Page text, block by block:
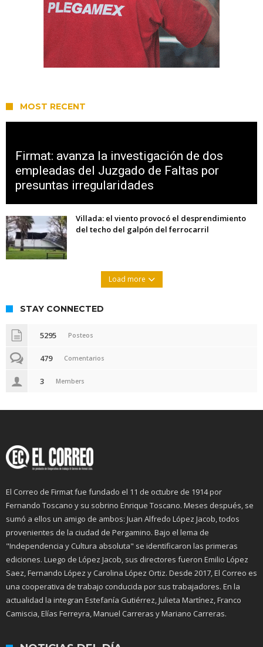
MOST RECENT
Firmat: avanza la investigación de dos
empleadas del Juzgado de Faltas por
presuntas irregularidades
Villada: el viento provocó el desprendimiento
del techo del galpón del ferrocarril
Load more
STAY CONNECTED
5295 Posteos
479 Comentarios
3 Members
El Correo de Firmat fue fundado el 11 de octubre de 1914 por
Fernando Toscano y su sobrino Enrique Toscano. Meses después, se
sumó a ellos un amigo de ambos: Juan Alfredo López Jacob, todos
provenientes de la ciudad de Pergamino. Bajo el lema de
"Independencia y Cultura absoluta" se identificaron las primeras
ediciones. Luego de López Jacob, sus directores fueron Emilio López
Saez, Fernando López y Carolina López Ortiz. Desde 2017, El Correo es
una cooperativa de trabajo conducida por sus trabajadores. En la
actualidad la integran Estefanía Gutiérrez, Julieta Martínez, Franco
Camiscia, Elías Ferreyra, Manuel Carreras y Mariano Carreras.